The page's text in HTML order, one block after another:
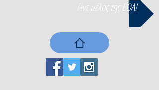
Γίνε μέλος της ΕΟΑ!